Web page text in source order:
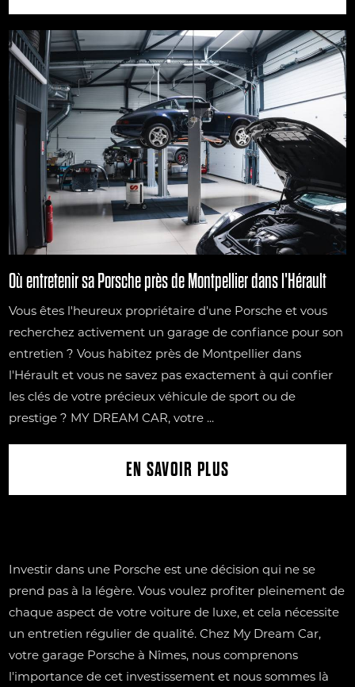
Où entretenir sa Porsche près de Montpellier dans l'Hérault
Vous êtes l'heureux propriétaire d'une Porsche et vous
recherchez activement un garage de confiance pour son
entretien ? Vous habitez près de Montpellier dans
l'Hérault et vous ne savez pas exactement à qui confier
les clés de votre précieux véhicule de sport ou de
prestige ? MY DREAM CAR, votre ...
EN SAVOIR PLUS
Investir dans une Porsche est une décision qui ne se
prend pas à la légère. Vous voulez profiter pleinement de
chaque aspect de votre voiture de luxe, et cela nécessite
un entretien régulier de qualité. Chez My Dream Car,
votre garage Porsche à Nîmes, nous comprenons
l'importance de cet investissement et nous sommes là